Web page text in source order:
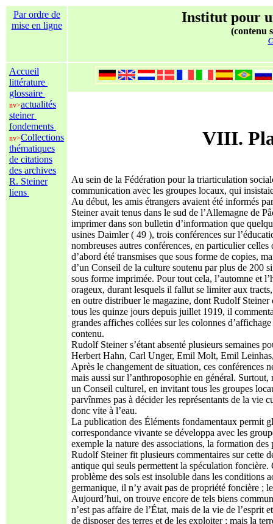
Par ordre de
mise en ligne
Institut pour
(contenu
Accueil
littérature
glossaire
nv>actualités
steiner
fondements
nv>Collections
thématiques
de citations
des archives
R. Steiner
liens
VIII.
Au sein de la Fédération pour la triarticulation
communication avec les groupes locaux, qui
Au début, les amis étrangers avaient été informés
Steiner avait tenus dans le sud de l’Allemagne de
imprimer dans son bulletin d’information que
usines Daimler ( 49 ), trois conférences sur
nombreuses autres conférences, en particulier
d’abord été transmises que sous forme de copies,
d’un Conseil de la culture soutenu par plus de 200
sous forme imprimée. Pour tout cela, l’automne et
orageux, durant lesquels il fallut se limiter aux
en outre distribuer le magazine, dont Rudolf
tous les quinze jours depuis juillet 1919, il
grandes affiches collées sur les colonnes
contenu.
Rudolf Steiner s’étant absenté plusieurs semaines
Herbert Hahn, Carl Unger, Emil Molt, Emil
Après le changement de situation, ces conférences
mais aussi sur l’anthroposophie en général.
un Conseil culturel, en invitant tous les groupes
parvînmes pas à décider les représentants de la vie
donc vite à l’eau.
La publication des Éléments fondamentaux permit
correspondance vivante se développa avec les
exemple la nature des associations, la formation
Rudolf Steiner fit plusieurs commentaires sur cette
antique qui seuls permettent la spéculation
problème des sols est insoluble dans les conditions
germanique, il n’y avait pas de propriété foncière ;
Aujourd’hui, on trouve encore de tels biens
n’est pas affaire de l’État, mais de la vie de
de disposer des terres et de les exploiter ; mais la